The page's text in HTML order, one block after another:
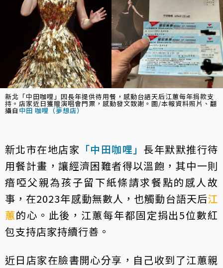
新北「中田咖哩」因長年提供待用餐，感動台語天后江蕙每年捐款支
持。店家近日獲贈演唱會門票，感動發文致謝。圖/本報資料照片、翻
攝自 中田 咖哩（夢想店）
新北市在地店家 「中田咖哩」 長年默默推行待
用餐計畫，讓經濟困難者得以溫飽，其中一則
瘖啞父親為孩子留下紙條請求餐點的感人故
事，在2023年感動無數人，也觸動台語天后江
蕙的心。此後，江蕙每年都固定捐出5位數紅
包支持店家持續行善。
近日店家在臉書開心分享，自己收到了江蕙親